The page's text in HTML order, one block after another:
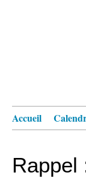
Accueil
Rappel